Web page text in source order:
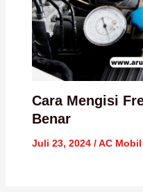
Cara Mengisi
Benar
Juli 23, 2024 /AC Mobil